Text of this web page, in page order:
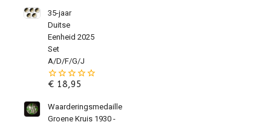
de
35-jaar
Duitse
Eenheid 2025
Set
A/D/F/G/J
0
de
5
€18,95
Waarderingsmedaille
Groene Kruis 1930 -